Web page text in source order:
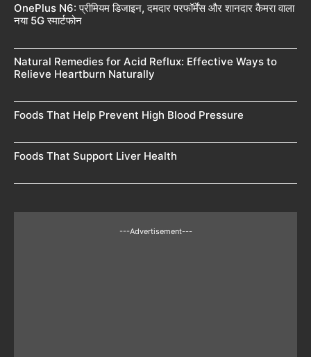
OnePlus N6: प्रीमियम डिजाइन, दमदार परफॉर्मेंस और शानदार कैमरा वाला
नया 5G स्मार्टफोन
Natural Remedies for Acid Reflux: Effective Ways to
Relieve Heartburn Naturally
Foods That Help Prevent High Blood Pressure
Foods That Support Liver Health
---Advertisement---